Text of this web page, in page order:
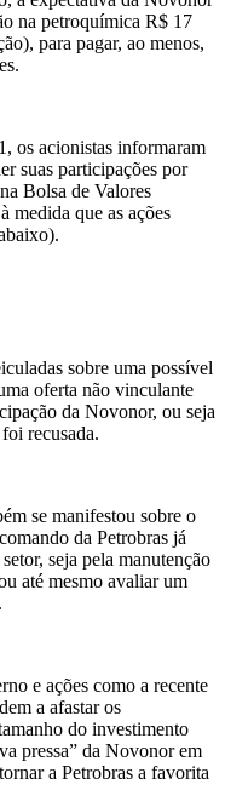
na petroquímica R$ 17
para pagar, ao menos,
os acionistas informaram
suas participações por
Bolsa de Valores
medida que as ações
sobre uma possível
oferta não vinculante
da Novonor, ou seja
recusada.
se manifestou sobre o
da Petrobras já
seja pela manutenção
até mesmo avaliar um
e ações como a recente
a afastar os
do investimento
pressa” da Novonor em
a Petrobras a favorita